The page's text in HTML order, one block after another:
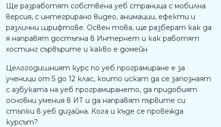
Ще разработят собствена уеб страница с мобилна
версия, с интегрирано видео, анимации, ефекти и
различни шрифтове. Освен това, ще разберат как да
я направят достъпна в Интернет и как работят
хостинг сървърите и какво е домейн
Целогодишният курс по уеб програмиране е за
ученици от 5 до 12 клас, които искат да се запознаят
с азбуката на уеб програмирането, да придобият
основни умения в ИТ и да направят първите си
стъпки в уеб дизайна. Кога и къде се провежда
курсът?